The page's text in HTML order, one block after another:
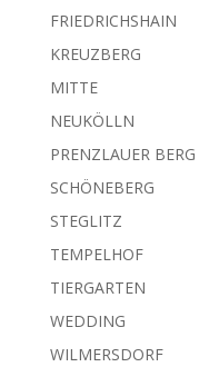
FRIEDRICHSHAIN
KREUZBERG
MITTE
NEUKÖLLN
PRENZLAUER BERG
SCHÖNEBERG
STEGLITZ
TEMPELHOF
TIERGARTEN
WEDDING
WILMERSDORF